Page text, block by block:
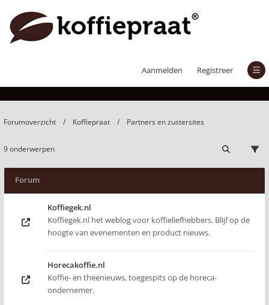
Aanmelden Registreer
Partners en zustersites
Forumoverzicht Koffiepraat Partners en zustersites
9 onderwerpen
Forum
Koffiegek.nl
Koffiegek.nl het weblog voor koffieliefhebbers. Blijf op de
hoogte van evenementen en product nieuws.
Horecakoffie.nl
Koffie- en theenieuws, toegespits op de horeca-
ondernemer.